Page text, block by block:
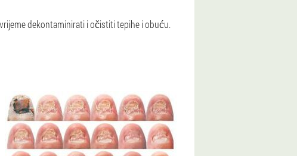
dekontaminirati i očistiti tepihe i obuću.